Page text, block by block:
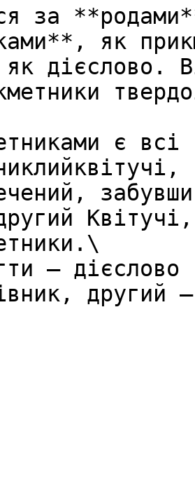
за
як
дiєслово.
є
–